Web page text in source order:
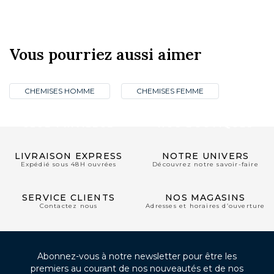
Vous pourriez aussi aimer
CHEMISES HOMME CHEMISES FEMME
LIVRAISON EXPRESS
Expédié sous 48H ouvrées
NOTRE UNIVERS
Découvrez notre savoir-faire
SERVICE CLIENTS
Contactez nous
NOS MAGASINS
Adresses et horaires d’ouverture
Abonnez-vous à notre newsletter pour être les
premiers au courant de nos nouveautés et de nos